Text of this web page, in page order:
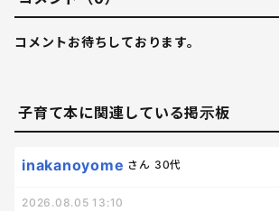
コメントお待ちしております。
子育て本に関連している掲示板
inakanoyome さん 30代
2026.08.05 13:10